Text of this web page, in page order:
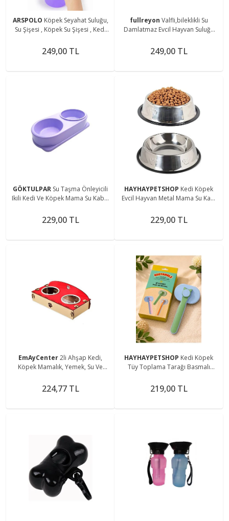
ARSPOLO Köpek Seyahat Suluğu,
Su Şişesi , Köpek Su Şişesi , Kedi
500ml
249,00 TL
fullreyon Valfli,bileklikli Su
Damlatmaz Evcil Hayvan Suluğu
249,00 TL
GÖKTULPAR Su Taşma Önleyicili
Ikili Kedi Ve Köpek Mama Su Kabı -
229,00 TL
HAYHAYPETSHOP Kedi Köpek
Evcil Hayvan Metal Mama Su Kabı
229,00 TL
EmAyCenter2li Ahşap Kedi,
Köpek Mamalık, Yemek, Su Ve
224,77 TL
HAYHAYPETSHOP Kedi Köpek
Tüy Toplama Tarağı Basmalı
Masaj Fırçası Renkli Seri Kutulu
219,00 TL